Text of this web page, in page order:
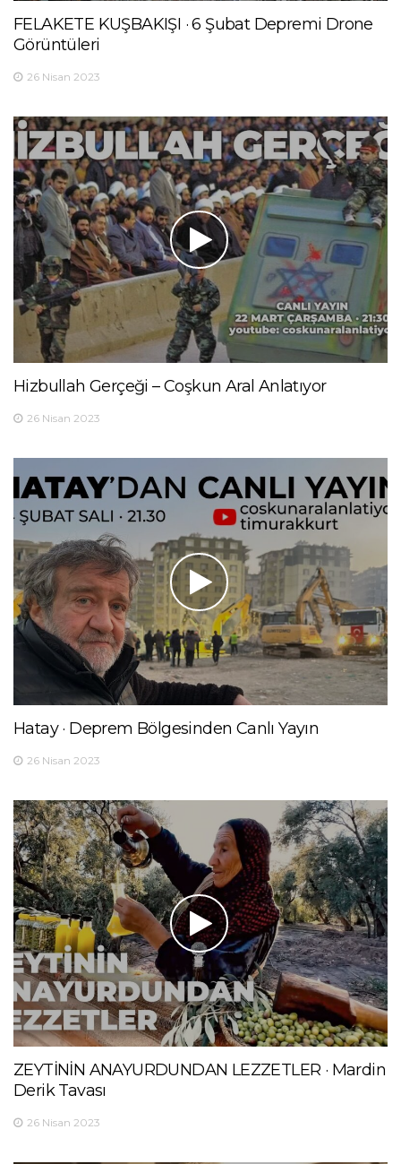
FELAKETE KUŞBAKIŞI · 6 Şubat Depremi Drone
Görüntüleri
26 Nisan 2023
Hizbullah Gerçeği – Coşkun Aral Anlatıyor
26 Nisan 2023
Hatay · Deprem Bölgesinden Canlı Yayın
26 Nisan 2023
ZEYTİNİN ANAYURDUNDAN LEZZETLER · Mardin
Derik Tavası
26 Nisan 2023